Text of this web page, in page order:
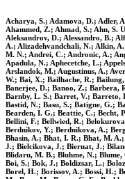
Acharya, S.; Adamova, D.; Adler,
Ahammed, Z.; Ahmad, S.; Ahn, S.
Aleksandrov, D.; Alessandro, B.;
A.; Alizadehvandchali, N.; Alkin,
M. N.; Andrei, C.; Andronic, A.;
Apadula, N.; Aphecetche, L.;
Arslandok, M.; Augustinus, A.;
W.; Bai, X.; Bailhache, R.;
Banerjee, D.; Banoo, Z.;
Barnby, L. S.; Barret, V.;
Bastid, N.; Basu, S.; Batigne, G.;
Bearden, I. G.; Beattie, C.; Becht,
Bellini, F.; Bellwied, R.;
Berdnikov, Y.; Berdnikova, A.;
Bhasin, A.; Bhat, I. R.; Bhat, M.
J.; Bielcikova, J.; Biernat, J.;
Blidaru, M. B.; Bluhme, N.;
Boi, S.; Bok, J.; Boldizsar, L.;
Borel, H.; Borissov, A.; Bossi, H.;